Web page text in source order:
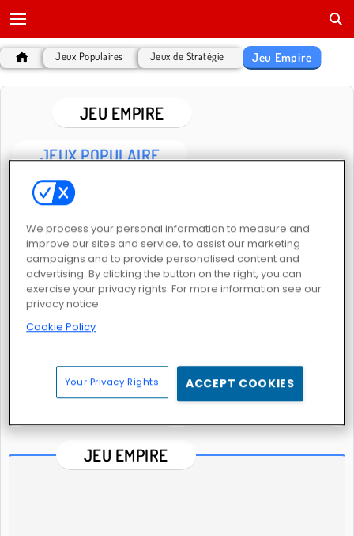
Jeux Populaires Jeux de Stratégie Jeu Empire
JEU EMPIRE
JEUX POPULAIRE
Goodgame Empire Forge of Empires
JEU EMPIRE
We process your personal information to measure and
improve our sites and service, to assist our marketing
campaigns and to provide personalised content and
advertising. By clicking the button on the right, you can
exercise your privacy rights. For more information see our
privacy notice
Cookie Policy
Your Privacy Rights ACCEPT COOKIES